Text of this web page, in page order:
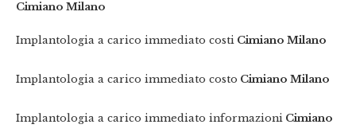
Cimiano Milano
Implantologia a carico immediato costi Cimiano Milano
Implantologia a carico immediato costo Cimiano Milano
Implantologia a carico immediato informazioni Cimiano